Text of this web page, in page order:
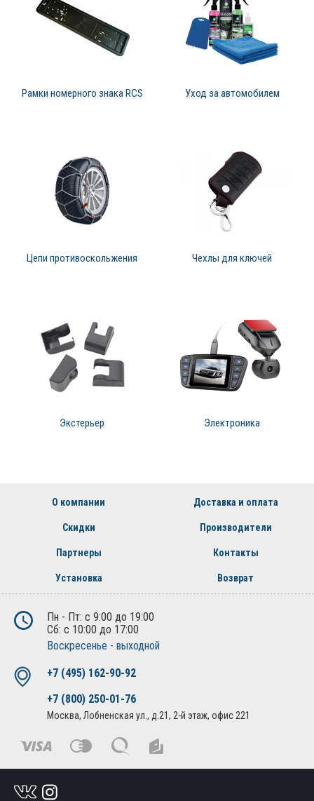
Рамки номерного знака RCS Уход за автомобилем
Цепи противоскольжения Чехлы для ключей
Экстерьер Электроника
О компании Доставка и оплата
Скидки Производители
Партнеры Контакты
Установка Возврат
Пн - Пт: с 9:00 до 19:00
Сб: с 10:00 до 17:00
Воскресенье - выходной
+7 (495) 162-90-92
+7 (800) 250-01-76
Москва, Лобненская ул., д.21, 2-й этаж, офис 221